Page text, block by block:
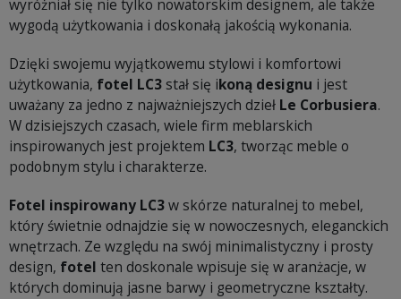
wyróżniał się nie tylko nowatorskim designem, ale także
wygodą użytkowania i doskonałą jakością wykonania.
Dzięki swojemu wyjątkowemu stylowi i komfortowi
użytkowania, fotel LC3 stał się ikoną designu i jest
uważany za jedno z najważniejszych dzieł Le Corbusiera.
W dzisiejszych czasach, wiele firm meblarskich
inspirowanych jest projektem LC3, tworząc meble o
podobnym stylu i charakterze.
Fotel inspirowany LC3w skórze naturalnej to mebel,
który świetnie odnajdzie się w nowoczesnych, eleganckich
wnętrzach. Ze względu na swój minimalistyczny i prosty
design, fotel ten doskonale wpisuje się w aranżacje, w
których dominują jasne barwy i geometryczne kształty.